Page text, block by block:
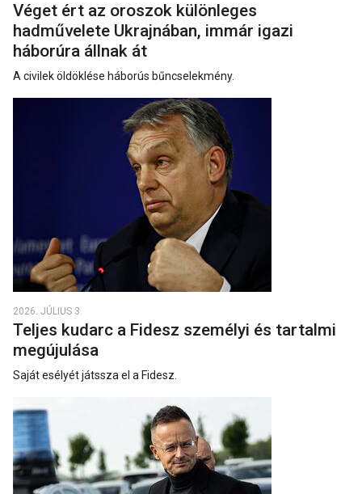
Véget ért az oroszok különleges
hadművelete Ukrajnában, immár igazi
háborúra állnak át
A civilek öldöklése háborús bűncselekmény.
2026. JÚLIUS 3.
Teljes kudarc a Fidesz személyi és tartalmi
megújulása
Saját esélyét játssza el a Fidesz.